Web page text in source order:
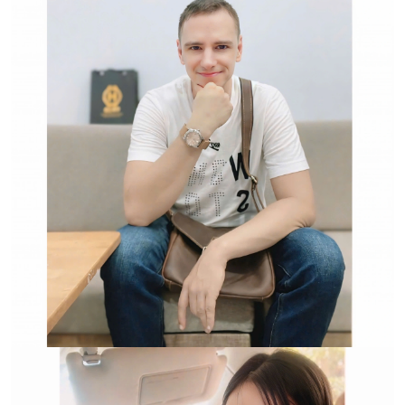
Hwatch Chuyên Nhập khẩu Và Phân Phối Các Loại
Đồng Hồ Chính Hãng
Trường hợp không chấp